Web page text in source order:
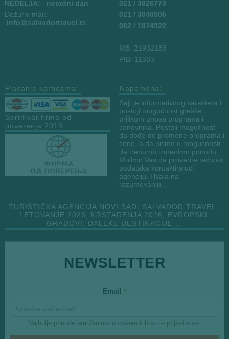
NEDELJA: neradni dan
Dežurni mail:
info@salvadortravel.rs
021 / 3826773
021 / 3040506
062 / 1874322
MB: 21932183
PIB: 11383
Plaćanje karticama:
Sertifikat firma od
poverenja 2019
Napomena:
Sajt je informativnog karaktera i
postoji mogućnost greške
prilikom unosa programa i
cenovnika. Postoji mogućnost
da dođe do promene programa i
cene, a da nismo u mogućnosti
da trenutno izmenimo ponudu.
Molimo Vas da proverite tačnost
podataka kontaktirajući
agenciju. Hvala na
razumevanju.
TURISTIČKA AGENCIJA NOVI SAD, SALVADOR TRAVEL,
LETOVANJE 2026, KRSTARENJA 2026, EVROPSKI
GRADOVI, DALEKE DESTINACIJE…
m
a
NEWSLETTER
Email *
Najbolje ponude aranžmana u vašem inboxu – prijavite se.